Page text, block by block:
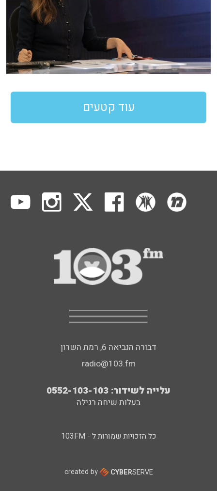
עוד קטעים
דבורה הנביאה 6, רמת השרון
radio@103.fm
עלייה לשידור: 0552-103-103
בעלות שיחה רגילה
כל הזכויות שמורות ל - 103FM
created by CYBERSERVE